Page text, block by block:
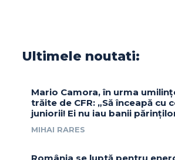
Ultimele noutati:
Mario Camora, în urma
trăite de CFR: „Să înceapă cu
juniorii! Ei nu iau banii
MIHAI RARES